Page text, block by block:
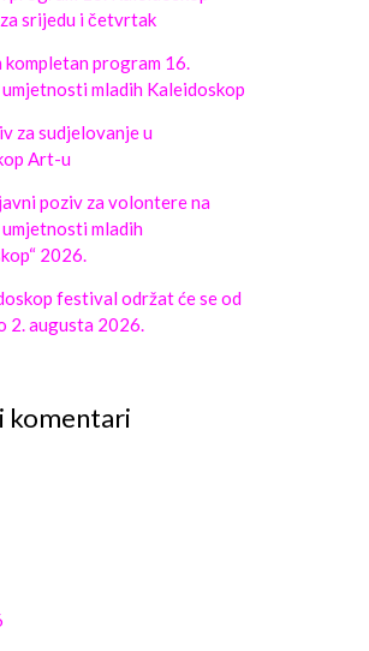
srijedu i četvrtak
kompletan program 16.
mladih Kaleidoskop
za sudjelovanje u
Art-u
poziv za volontere na
mladih
2026.
festival održat će se od
2. augusta 2026.
komentari